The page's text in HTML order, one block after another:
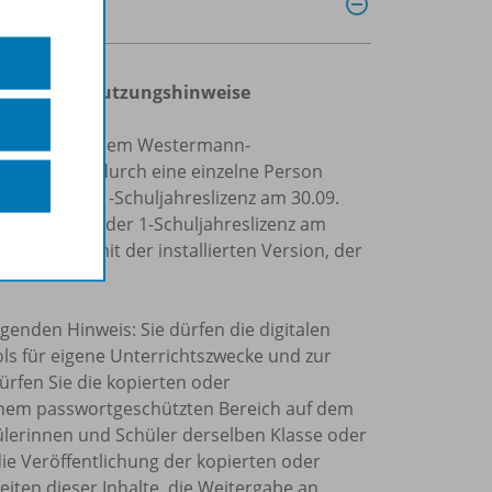
und Nutzungshinweise
mit einem Westermann-
Nutzung durch eine einzelne Person
der 1-Schuljahreslizenz am 30.09.
Laufzeit der 1-Schuljahreslizenz am
offline mit der installierten Version, der
Hinweis: Sie dürfen die digitalen
für eigene Unterrichtszwecke und zur
Sie die kopierten oder
passwortgeschützten Bereich auf dem
und Schüler derselben Klasse oder
Veröffentlichung der kopierten oder
dieser Inhalte, die Weitergabe an